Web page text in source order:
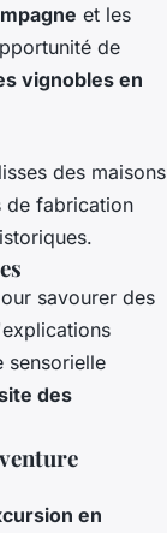
et les
de
vignobles en
des maisons
de fabrication
savourer des
sensorielle
des
en